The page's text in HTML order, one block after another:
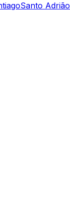
Santo Adrião